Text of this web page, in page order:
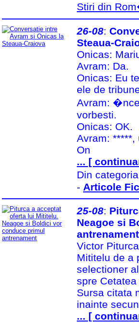
Stiri din
26-08:
Steaua-
Onicas:
Avram: Da.
Onicas: Eu
ele de
Avram:
vorbesti.
Onicas: OK.
Avram:
On
... [
Din
- Articole
25-08:
Neagoe si
antrenament
Victor
Mititelu de a
selectioner
spre
Sursa citata
inainte
... [